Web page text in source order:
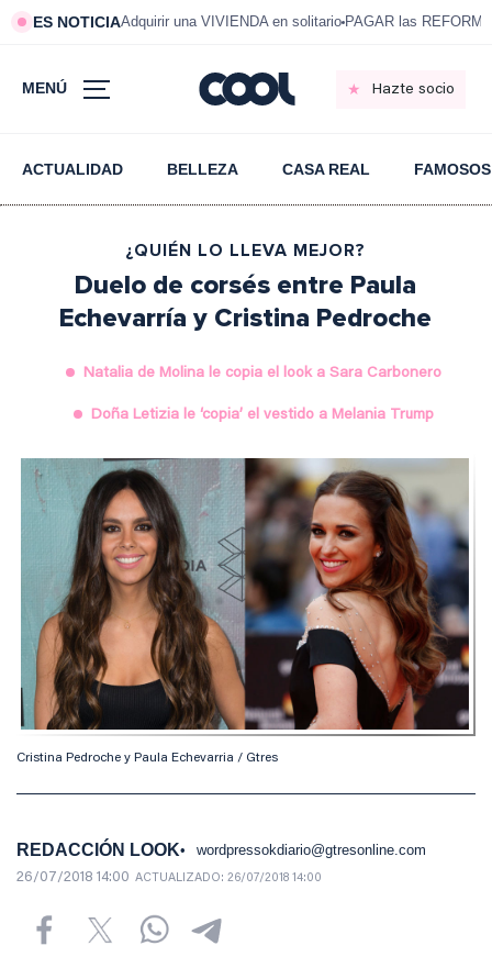
ES NOTICIAAdquirir una VIVIENDA en solitario PAGAR las
MENÚ Hazte socio
ACTUALIDAD BELLEZA CASA REAL FAMOSOS
¿QUIÉN LO LLEVA MEJOR?
Duelo de corsés entre Paula
Echevarría y Cristina Pedroche
Natalia de Molina le copia el look a Sara Carbonero
Doña Letizia le ‘copia’ el vestido a Melania Trump
Cristina Pedroche y Paula Echevarria / Gtres
REDACCIÓN LOOK wordpressokdiario@gtresonline.com
26/07/2018 14:00 ACTUALIZADO: 26/07/2018 14:00